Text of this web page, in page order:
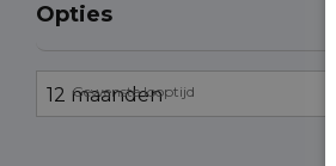
Opties
Gewenste looptijd